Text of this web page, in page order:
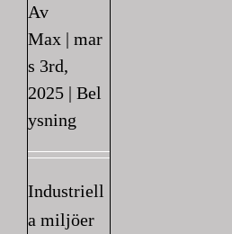
Av
Max | mar
s 3rd,
2025 | Bel
ysning
Industriell
a miljöer